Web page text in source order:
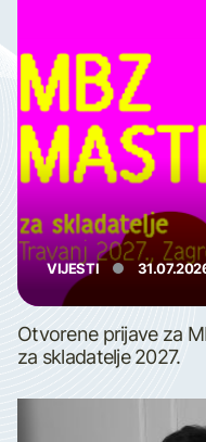
VIJESTI
Otvorene prijave za
za skladatelje 2027.